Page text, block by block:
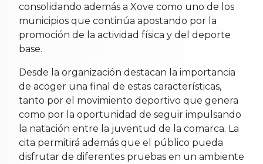
consolidando además a Xove como uno de los
municipios que continúa apostando por la
promoción de la actividad física y del deporte
base.
Desde la organización destacan la importancia
de acoger una final de estas características,
tanto por el movimiento deportivo que genera
como por la oportunidad de seguir impulsando
la natación entre la juventud de la comarca. La
cita permitirá además que el público pueda
disfrutar de diferentes pruebas en un ambiente